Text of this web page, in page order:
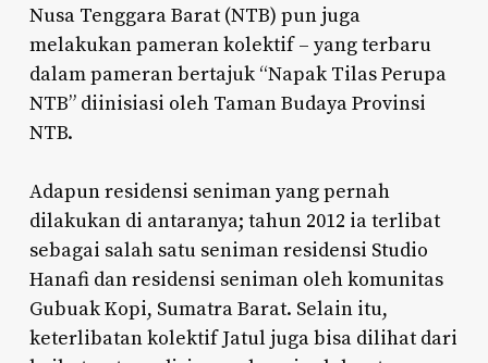
Nusa Tenggara Barat (NTB) pun juga
melakukan pameran kolektif – yang terbaru
dalam pameran bertajuk “Napak Tilas Perupa
NTB” diinisiasi oleh Taman Budaya Provinsi
NTB.
Adapun residensi seniman yang pernah
dilakukan di antaranya; tahun 2012 ia terlibat
sebagai salah satu seniman residensi Studio
Hanafi dan residensi seniman oleh komunitas
Gubuak Kopi, Sumatra Barat. Selain itu,
keterlibatan kolektif Jatul juga bisa dilihat dari